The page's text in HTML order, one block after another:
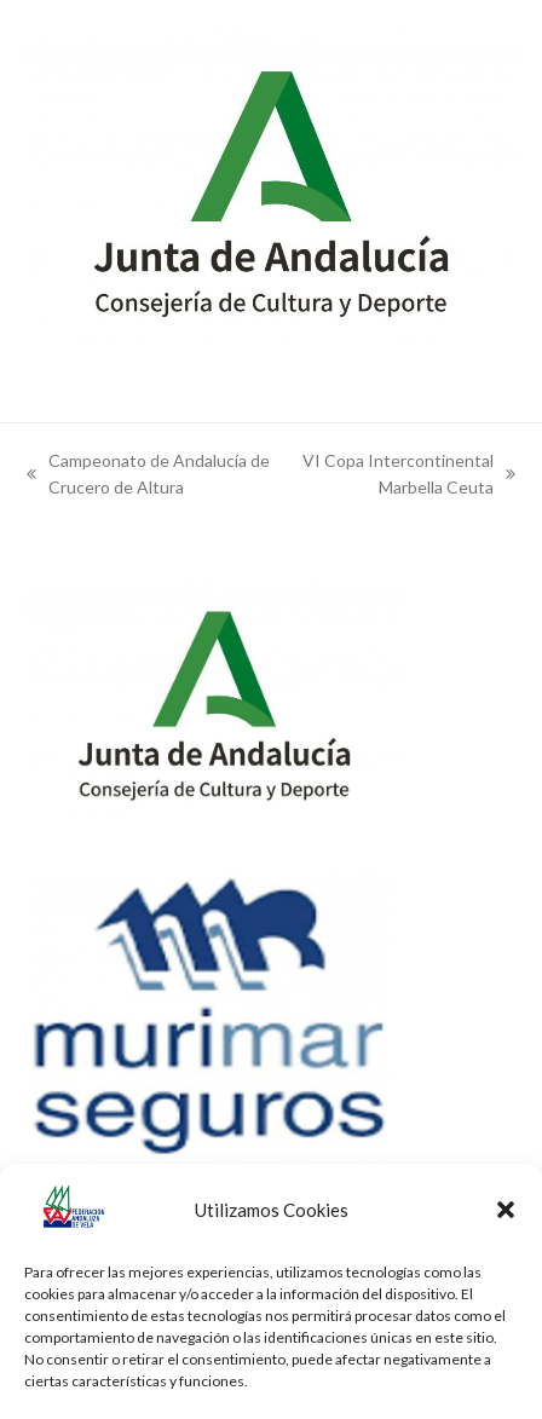
Utilizamos Cookies
Para ofrecer las mejores experiencias, utilizamos tecnologías como las
cookies para almacenar y/o acceder a la información del dispositivo. El
consentimiento de estas tecnologías nos permitirá procesar datos como el
comportamiento de navegación o las identificaciones únicas en este sitio.
No consentir o retirar el consentimiento, puede afectar negativamente a
ciertas características y funciones.
previous
Campeonato de Andalucía de
Crucero de Altura
VI Copa Intercontinental
Marbella Ceuta